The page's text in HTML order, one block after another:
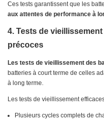
Ces tests garantissent que les
aux attentes de performance à
4. Tests de
précoces
Les tests de vieillissement des
batteries à court terme de celles
à long terme.
Les tests de vieillissement
Plusieurs cycles complets de